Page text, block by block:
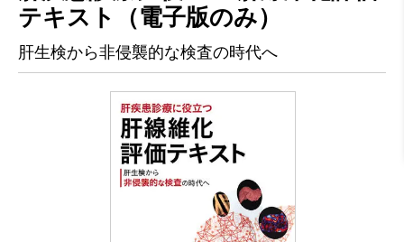
テキスト（電子版のみ）
肝生検から非侵襲的な検査の時代へ